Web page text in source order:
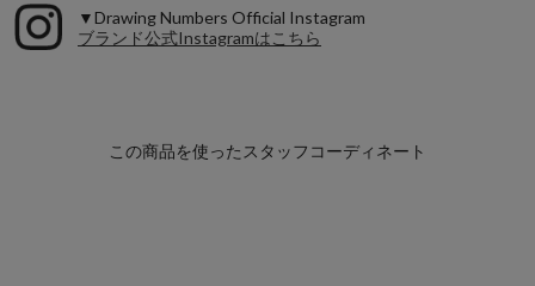
▼Drawing Numbers Official Instagram
ブランド公式Instagramはこちら